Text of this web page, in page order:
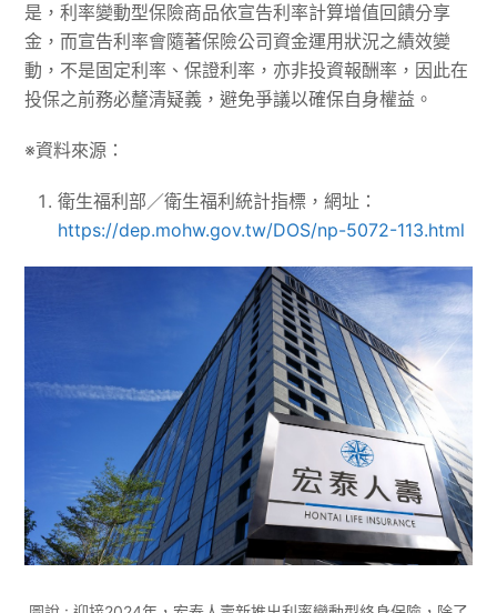
是，利率變動型保險商品依宣告利率計算增值回饋分享
金，而宣告利率會隨著保險公司資金運用狀況之績效變
動，不是固定利率、保證利率，亦非投資報酬率，因此在
投保之前務必釐清疑義，避免爭議以確保自身權益。
※資料來源：
衛生福利部／衛生福利統計指標，網址：
https://dep.mohw.gov.tw/DOS/np-5072-113.html